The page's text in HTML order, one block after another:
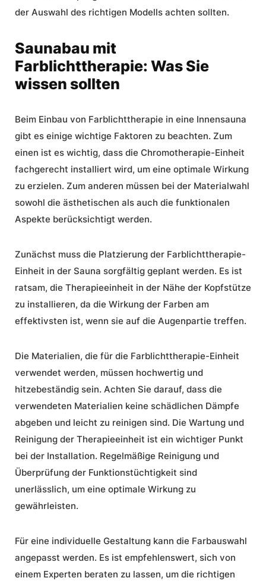
der Auswahl des richtigen Modells achten sollten.
Saunabau mit
Farblichttherapie: Was Sie
wissen sollten
Beim Einbau von Farblichttherapie in eine Innensauna
gibt es einige wichtige Faktoren zu beachten. Zum
einen ist es wichtig, dass die Chromotherapie-Einheit
fachgerecht installiert wird, um eine optimale Wirkung
zu erzielen. Zum anderen müssen bei der Materialwahl
sowohl die ästhetischen als auch die funktionalen
Aspekte berücksichtigt werden.
Zunächst muss die Platzierung der Farblichttherapie-
Einheit in der Sauna sorgfältig geplant werden. Es ist
ratsam, die Therapieeinheit in der Nähe der Kopfstütze
zu installieren, da die Wirkung der Farben am
effektivsten ist, wenn sie auf die Augenpartie treffen.
Die Materialien, die für die Farblichttherapie-Einheit
verwendet werden, müssen hochwertig und
hitzebeständig sein. Achten Sie darauf, dass die
verwendeten Materialien keine schädlichen Dämpfe
abgeben und leicht zu reinigen sind. Die Wartung und
Reinigung der Therapieeinheit ist ein wichtiger Punkt
bei der Installation. Regelmäßige Reinigung und
Überprüfung der Funktionstüchtigkeit sind
unerlässlich, um eine optimale Wirkung zu
gewährleisten.
Für eine individuelle Gestaltung kann die Farbauswahl
angepasst werden. Es ist empfehlenswert, sich von
einem Experten beraten zu lassen, um die richtigen